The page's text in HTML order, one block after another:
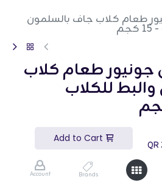
Brands
Account
طعام كلاب جاف بالسلمون
طعام كلاب
للكلاب
كلاب جاف بالسلمون والبط
الصغيرة - 15 كجم هو طعام عالي الجودة مصمم
للكلاب الصغيرة. تحتوي هذه الحقيبة بوزن 15 كجم على
مع السلمون والبط كمكونات
الغذائية والطاقة الأساسية لنمو